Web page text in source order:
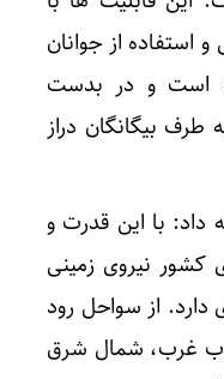
استفاده از جوانان
است و در بدست
طرف بیگانگان دراز
داد: با این قدرت و
کشور نیروی زمینی
از سواحل رود
غرب، شمال شرق